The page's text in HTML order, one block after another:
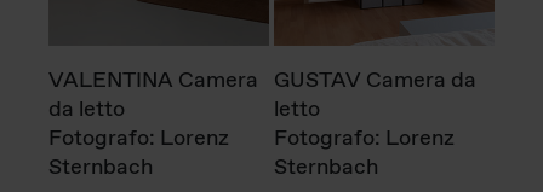
VALENTINA Camera
da letto
Fotografo: Lorenz
Sternbach
GUSTAV Camera da
letto
Fotografo: Lorenz
Sternbach